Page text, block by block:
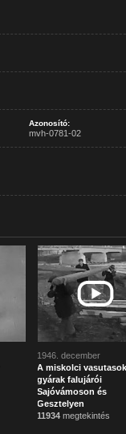
Azonosító:
mvh-0781-02
1946. december
A miskolci
gyárak falujárói
Sajóvámoson és
Gesztelyen
11934 megtekintés